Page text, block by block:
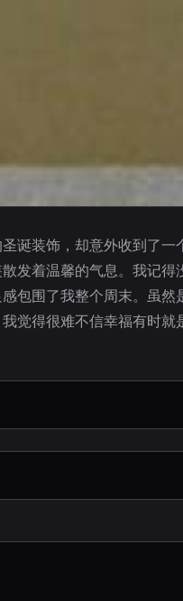
诞装饰，却意外收到了
发着温馨的气息。我记得
包围了我整个周末。虽
觉得很难不信幸福有时